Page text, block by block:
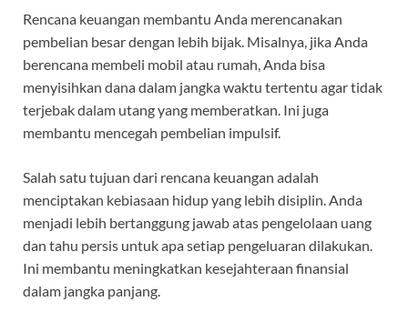
Rencana keuangan membantu Anda merencanakan
pembelian besar dengan lebih bijak. Misalnya, jika Anda
berencana membeli mobil atau rumah, Anda bisa
menyisihkan dana dalam jangka waktu tertentu agar tidak
terjebak dalam utang yang memberatkan. Ini juga
membantu mencegah pembelian impulsif.
Salah satu tujuan dari rencana keuangan adalah
menciptakan kebiasaan hidup yang lebih disiplin. Anda
menjadi lebih bertanggung jawab atas pengelolaan uang
dan tahu persis untuk apa setiap pengeluaran dilakukan.
Ini membantu meningkatkan kesejahteraan finansial
dalam jangka panjang.